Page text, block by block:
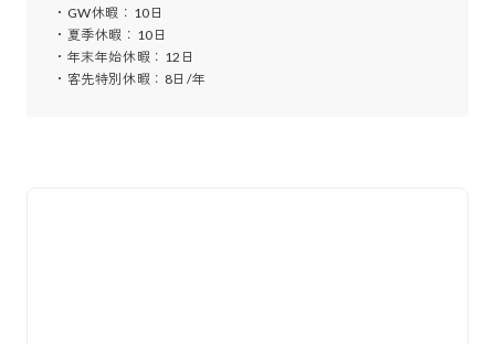
・GW休暇：10日
・夏季休暇：10日
・年末年始休暇：12日
・客先特別休暇：8日/年